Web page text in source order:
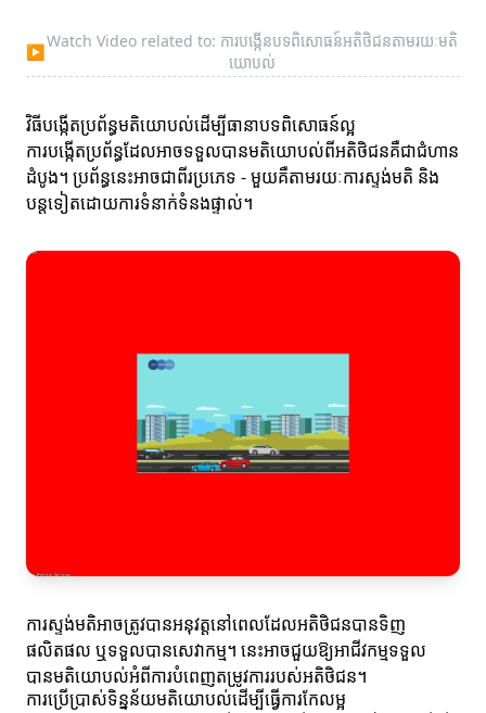
▶
Watch Video related to: ការបង្កើនបទពិសោធន៍អតិថិជនតាមរយៈមតិ
យោបល់
វិធីបង្កើតប្រព័ន្ធមតិយោបល់ដើម្បីធានាបទពិសោធន៍ល្អ
ការបង្កើតប្រព័ន្ធដែលអាចទទួលបានមតិយោបល់ពីអតិថិជនគឺជាជំហាន
ដំបូង។ ប្រព័ន្ធនេះអាចជាពីរប្រភេទ - មួយគឺតាមរយៈការស្ទង់មតិ និង
បន្តទៀតដោយការទំនាក់ទំនងផ្ទាល់។
ការស្ទង់មតិអាចត្រូវបានអនុវត្តនៅពេលដែលអតិថិជនបានទិញ
ផលិតផល ឬទទួលបានសេវាកម្ម។ នេះអាចជួយឱ្យអាជីវកម្មទទួល
បានមតិយោបល់អំពីការបំពេញតម្រូវការរបស់អតិថិជន។
ការប្រើប្រាស់ទិន្នន័យមតិយោបល់ដើម្បីធ្វើការកែលម្អ